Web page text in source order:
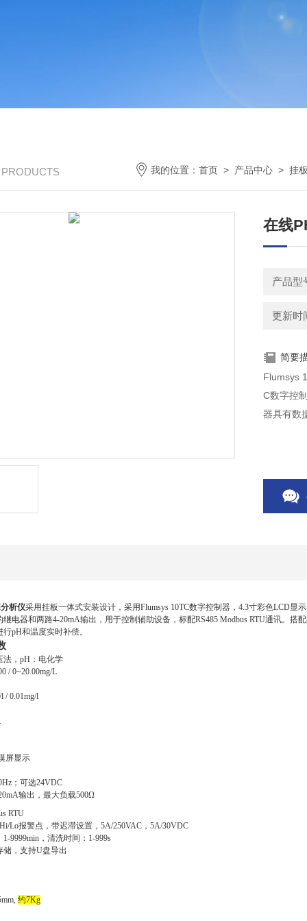
我的位置： 首页 > 产品中心 > 挂
在线
产品型
更新时
简要
Flumsys
C数字控
器具有数
析仪采用挂板一体式安装设计 ，采用Flumsys 10TC数字控制器， 4.3寸彩色LCD显
电器和两路4-20mA输出，用于控制辅助设备，标配RS485 Modbus RTU通讯。
pH和温度实时补偿。
， pH：电化学
/0~20.00mg/L
/ 0.01mg/l
屏显示
； 可选24VDC
输出，最大负载500Ω
RTU
Lo报警点，带迟滞设置，5A/250VAC ， 5A/30VDC
1-9999min，清洗时间：1-999s
储，支持U盘导出
约7Kg